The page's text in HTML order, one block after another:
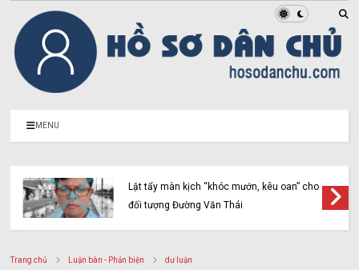
MENU
Lật tẩy màn kịch “khóc mướn, kêu oan” cho
đối tượng Đường Văn Thái
Trang chủ Luận bàn - Phản biện dư luận